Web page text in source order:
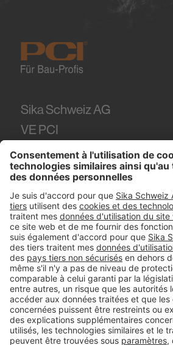
Sika Schweiz AG
VE PCI
Tüffenwies 16
8048Zürich
Tel. +41 (58) 436 21 21
#PCI